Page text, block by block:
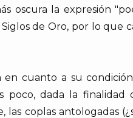
oscura la expresión
de Oro, por lo que
en cuanto a su
poco, dada la finalidad
coplas antologadas